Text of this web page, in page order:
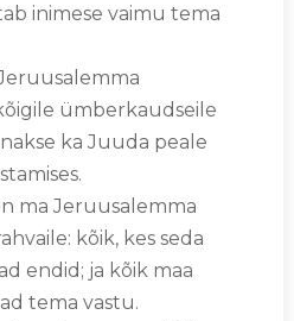
inimese vaimu tema
ümberkaudseile
ka Juuda peale
ma Jeruusalemma
kõik, kes seda
endid; ja kõik maa
tema vastu.